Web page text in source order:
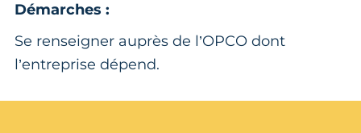
Démarches :
Se renseigner auprès de l’OPCO dont
l’entreprise dépend.